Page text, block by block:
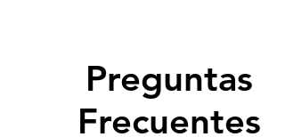
Preguntas
Frecuentes